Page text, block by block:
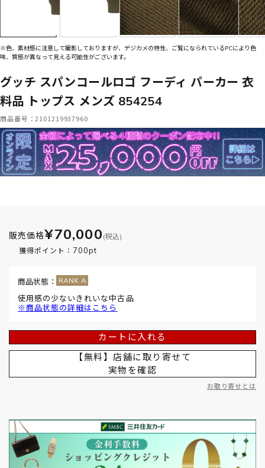
※色、素材感に注意して撮影しておりますが、デジカメの特性、ご覧になられているPCにより色
味、質感が異なって見える可能性がございます。
グッチ スパンコールロゴ フーディ パーカー 衣
料品 トップス メンズ 854254
商品番号：2101219937960
販売価格¥70,000 (税込)
獲得ポイント： 700pt
商品状態：
使用感の少ないきれいな中古品
※商品状態の詳細はこちら
カートに入れる
【無料】店舗に取り寄せて
実物を確認
お取り寄せとは